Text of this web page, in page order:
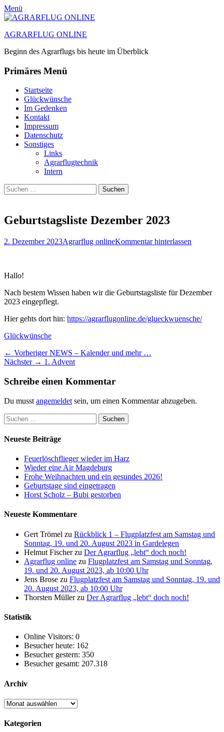
Menü
AGRARFLUG ONLINE
Beginn des Agrarflugs bis heute im Überblick
Primäres Menü
Zum
Inhalt
springen
Startseite
Glückwünsche
Im Gedenken
Kontakt
Impressum
Datenschutz
Sonstiges
Links
Agrarflugtechnik
Intern
Suchen
Suchen
nach:
Geburtstagsliste Dezember 2023
Posted
2. Dezember 2023Autor
Agrarflug onlineKommentar hinterlassen
Hallo!
Nach bestem Wissen haben wir die Geburtstagsliste für Dezember
2023 eingepflegt.
Hier gehts dort hin: https://agrarflugonline.de/glueckwuensche/
Kategorien
Glückwünsche
Beitragsnavigation
← Vorheriger Vorheriger
Beitrag:
NEWS – Kalender und mehr …
Nächster → Nächster
1. Advent
Schreibe einen Kommentar
Du musst angemeldet sein, um einen Kommentar abzugeben.
Suchen
nach:
Neueste Beiträge
Feuerlöschflieger wieder im Harz
Wieder eine Air Magdeburg
Frohe Weihnachten und ein gesundes 2026!
Geburtstage sind eingetragen
Horst Scholz – Bubi gestorben
Neueste Kommentare
Gert Trömel zu Rückblick 1 – Flugplatzfest am Samstag und
Sonntag, 19. und 20. August 2023 in Gardelegen
Helmut Fischerzu Der Agrarflug „lebt“ doch noch!
Agrarflug online zu Flugplatzfest am Samstag und Sonntag,
19. und 20. August 2023, ab 10:00 Uhr
Jens Brose zu Flugplatzfest am Samstag und Sonntag, 19. und
20. August 2023, ab 10:00 Uhr
Thorsten Müllerzu Der Agrarflug „lebt“ doch noch!
Statistik
Online Visitors: 0
Besucher heute: 162
Besucher gestern: 350
Besucher gesamt: 207.318
Archiv
Archiv
Kategorien